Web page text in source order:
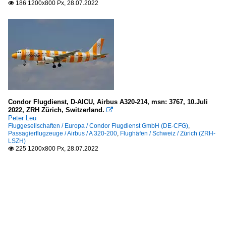
 186 1200x800 Px, 28.07.2022
Condor Flugdienst, D-AICU, Airbus A320-214, msn: 3767, 10.Juli
2022, ZRH Zürich, Switzerland. 
Peter Leu
Fluggesellschaften / Europa / Condor Flugdienst GmbH (DE-CFG),
Passagierflugzeuge / Airbus / A 320-200, Flughäfen / Schweiz / Zürich (ZRH-
LSZH)
 225 1200x800 Px, 28.07.2022